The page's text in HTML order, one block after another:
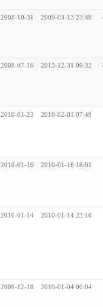
2008-10-31 2009-03-13 23:48
2008-07-16 2013-12-31 09:32
2010-01-23 2010-02-01 07:49
2010-01-16 2010-01-16 16:01
2010-01-14 2010-01-14 23:18
2009-12-18 2010-01-04 00:04